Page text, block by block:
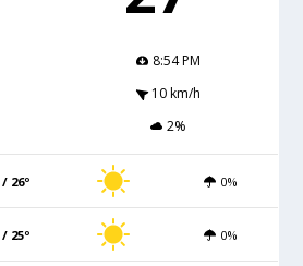
8:54 PM
10 km/h
2%
/ 26º 0%
/ 25º 0%